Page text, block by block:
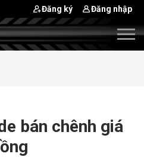
Đăng ký Đăng nhập
bán chênh giá